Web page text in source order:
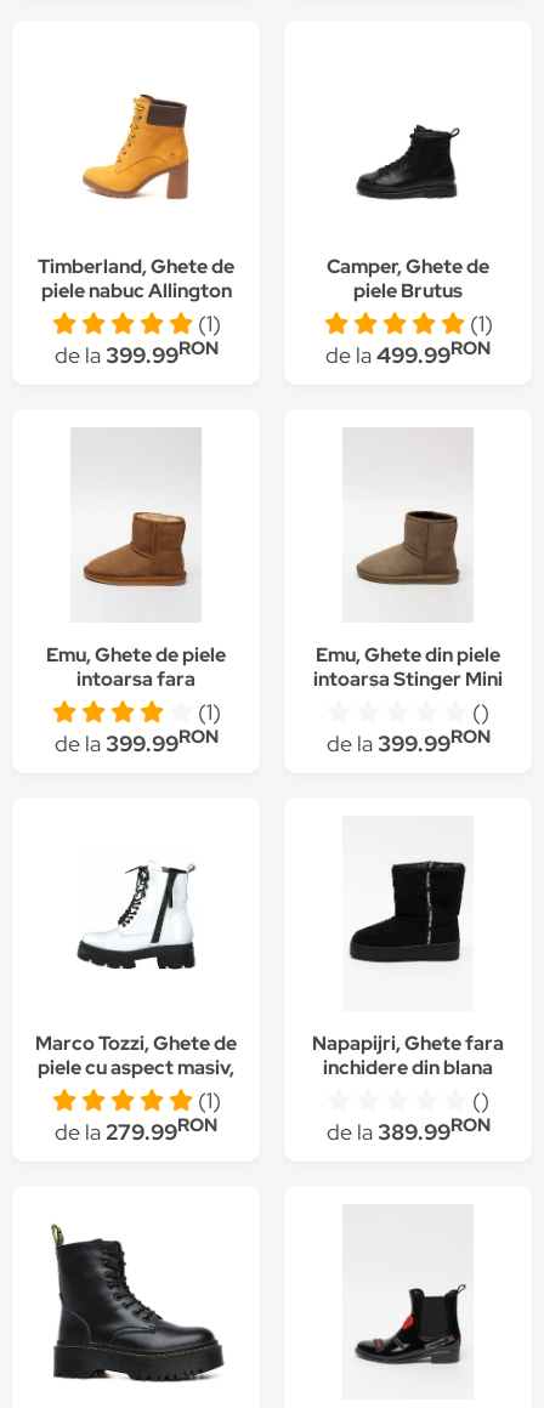
Timberland, Ghete de
piele nabuc Allington
6-Inch
(1)
de la399.99RON
Camper, Ghete de
piele Brutus
(1)
de la499.99RON
Emu, Ghete de piele
intoarsa fara
inchidere Stinger,
Maro camel, 5
(1)
de la399.99RON
Emu, Ghete din piele
intoarsa Stinger Mini
()
de la399.99RON
Marco Tozzi, Ghete de
piele cu aspect masiv,
Alb
(1)
de la279.99RON
Napapijri, Ghete fara
inchidere din blana
shearling River, Negru
()
de la389.99RON